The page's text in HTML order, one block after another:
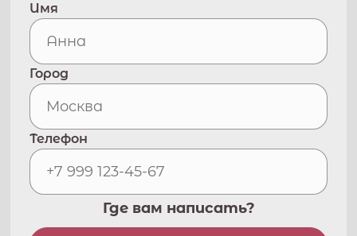
Имя
Город
Телефон
Где вам написать?